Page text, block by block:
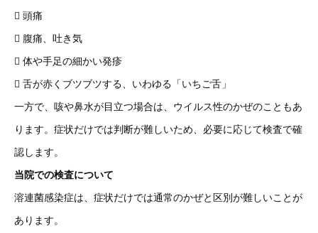
 頭痛
 腹痛、吐き気
 体や手足の細かい発疹
 舌が赤くブツブツする、いわゆる「いちご舌」
一方で、咳や鼻水が目立つ場合は、ウイルス性のかぜのこともあ
ります。症状だけでは判断が難しいため、必要に応じて検査で確
認します。
当院での検査について
溶連菌感染症は、症状だけでは通常のかぜと区別が難しいことが
あります。